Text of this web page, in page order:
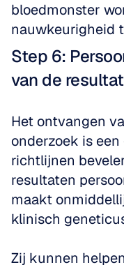
bloedmonster
nauwkeurigheid
Step 6:
van de
Het ontvangen
onderzoek is
richtlijnen
resultaten
maakt
klinisch
Zij kunnen